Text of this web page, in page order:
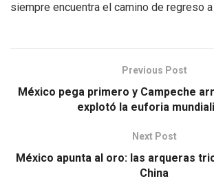
siempre encuentra el camino de regreso a
Previous Post
México pega primero y Campeche
explotó la euforia
Next Post
México apunta al oro: las arqueras
China